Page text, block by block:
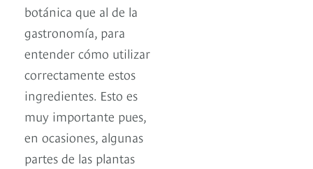
botánica que al de la
gastronomía, para
entender cómo utilizar
correctamente estos
ingredientes. Esto es
muy importante pues,
en ocasiones, algunas
partes de las plantas